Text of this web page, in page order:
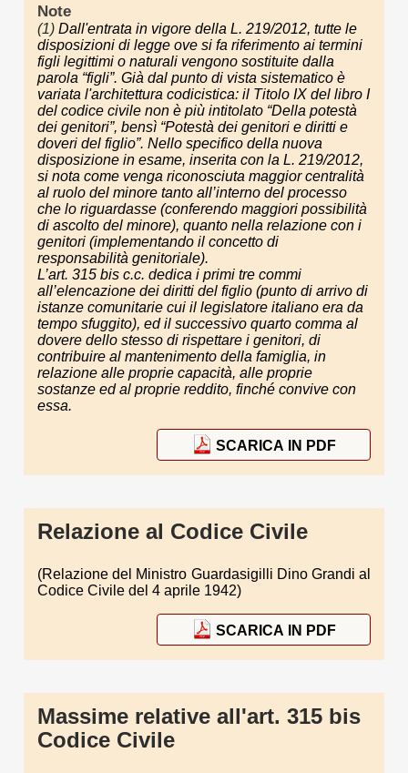
Note
(1) Dall'entrata in vigore della L. 219/2012, tutte le
disposizioni di legge ove si fa riferimento ai termini
figli legittimi o naturali vengono sostituite dalla
parola “figli”. Già dal punto di vista sistematico è
variata l'architettura codicistica: il Titolo IX del libro I
del codice civile non è più intitolato “Della potestà
dei genitori”, bensì “Potestà dei genitori e diritti e
doveri del figlio”. Nello specifico della nuova
disposizione in esame, inserita con la L. 219/2012,
si nota come venga riconosciuta maggior centralità
al ruolo del minore tanto all’interno del processo
che lo riguardasse (conferendo maggiori possibilità
di ascolto del minore), quanto nella relazione con i
genitori (implementando il concetto di
responsabilità genitoriale).
L’art. 315 bis c.c. dedica i primi tre commi
all’elencazione dei diritti del figlio (punto di arrivo di
istanze comunitarie cui il legislatore italiano era da
tempo sfuggito), ed il successivo quarto comma al
dovere dello stesso di rispettare i genitori, di
contribuire al mantenimento della famiglia, in
relazione alle proprie capacità, alle proprie
sostanze ed al proprie reddito, finché convive con
essa.
SCARICA IN PDF
Relazione al Codice Civile
(Relazione del Ministro Guardasigilli Dino Grandi al
Codice Civile del 4 aprile 1942)
SCARICA IN PDF
Massime relative all'art. 315 bis
Codice Civile